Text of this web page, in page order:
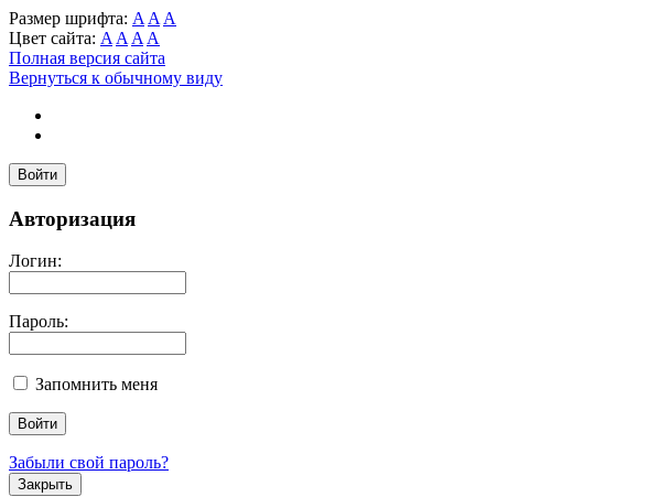
Размер шрифта: A A A
Цвет сайта: A A A A
Полная версия сайта
Вернуться к обычному виду
Войти
Авторизация
Логин:
Пароль:
Запомнить меня
Забыли свой пароль?
Закрыть